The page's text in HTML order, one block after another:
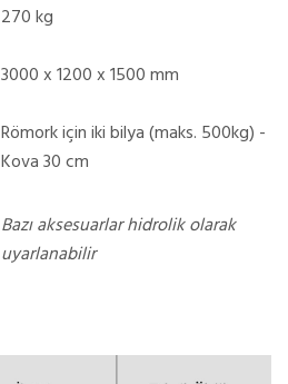
270 kg
3000 x 1200 x 1500 mm
Römork için iki bilya (maks. 500kg) -
Kova 30 cm
Bazı aksesuarlar hidrolik olarak
uyarlanabilir